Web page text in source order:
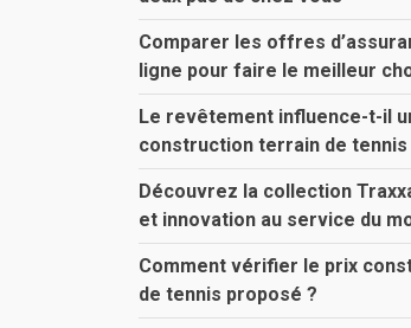
Comparer les offres
ligne pour faire le meilleur
Le revêtement influence-t-il
construction terrain de tennis
Découvrez la collection
et innovation au service du
Comment vérifier le prix
de tennis proposé ?